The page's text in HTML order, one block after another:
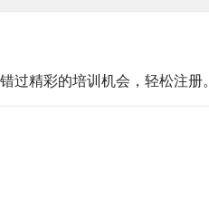
过精彩的培训机会，轻松注册。